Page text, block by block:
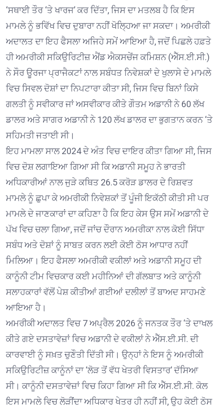
‘ਸਥਾਈ ਤੌਰ ‘ਤੇ ਖਾਰਜ’ ਕਰ ਦਿੱਤਾ, ਜਿਸ ਦਾ ਮਤਲਬ ਹੈ ਕਿ ਇਸ
ਮਾਮਲੇ ਨੂੰ ਭਵਿੱਖ ਵਿਚ ਦੁਬਾਰਾ ਨਹੀਂ ਖੋਲ੍ਹਿਆ ਜਾ ਸਕਦਾ। ਅਮਰੀਕੀ
ਅਦਾਲਤ ਦਾ ਇਹ ਫੈਸਲਾ ਅਜਿਹੇ ਸਮੇਂ ਆਇਆ ਹੈ, ਜਦੋਂ ਪਿਛਲੇ ਹਫ਼ਤੇ
ਹੀ ਅਮਰੀਕੀ ਸਕਿਉਰਿਟੀਜ਼ ਐਂਡ ਐਕਸਚੇਂਜ ਕਮਿਸ਼ਨ (ਐੱਸ.ਈ.ਸੀ.)
ਨੇ ਸੌਰ ਊਰਜਾ ਪ੍ਰਾਜੈਕਟਾਂ ਨਾਲ ਸਬੰਧਤ ਨਿਵੇਸ਼ਕਾਂ ਦੇ ਖੁਲਾਸੇ ਦੇ ਮਾਮਲੇ
ਵਿਚ ਸਿਵਲ ਦੋਸ਼ਾਂ ਦਾ ਨਿਪਟਾਰਾ ਕੀਤਾ ਸੀ, ਜਿਸ ਵਿਚ ਬਿਨਾਂ ਕਿਸੇ
ਗਲਤੀ ਨੂੰ ਸਵੀਕਾਰ ਜਾਂ ਅਸਵੀਕਾਰ ਕੀਤੇ ਗੌਤਮ ਅਡਾਨੀ ਨੇ 60 ਲੱਖ
ਡਾਲਰ ਅਤੇ ਸਾਗਰ ਅਡਾਨੀ ਨੇ 120 ਲੱਖ ਡਾਲਰ ਦਾ ਭੁਗਤਾਨ ਕਰਨ ‘ਤੇ
ਸਹਿਮਤੀ ਜਤਾਈ ਸੀ।
ਇਹ ਮਾਮਲਾ ਸਾਲ 2024 ਦੇ ਅੰਤ ਵਿਚ ਦਾਇਰ ਕੀਤਾ ਗਿਆ ਸੀ, ਜਿਸ
ਵਿਚ ਦੋਸ਼ ਲਗਾਇਆ ਗਿਆ ਸੀ ਕਿ ਅਡਾਨੀ ਸਮੂਹ ਨੇ ਭਾਰਤੀ
ਅਧਿਕਾਰੀਆਂ ਨਾਲ ਜੁੜੇ ਕਥਿਤ 26.5 ਕਰੋੜ ਡਾਲਰ ਦੇ ਰਿਸ਼ਵਤ
ਮਾਮਲੇ ਨੂੰ ਛੁਪਾ ਕੇ ਅਮਰੀਕੀ ਨਿਵੇਸ਼ਕਾਂ ਤੋਂ ਪੂੰਜੀ ਇਕੱਠੀ ਕੀਤੀ ਸੀ ਪਰ
ਮਾਮਲੇ ਦੇ ਜਾਣਕਾਰਾਂ ਦਾ ਕਹਿਣਾ ਹੈ ਕਿ ਇਹ ਕੇਸ ਉਸ ਸਮੇਂ ਅਡਾਨੀ ਦੇ
ਪੱਖ ਵਿਚ ਚਲਾ ਗਿਆ, ਜਦੋਂ ਜਾਂਚ ਦੌਰਾਨ ਅਮਰੀਕਾ ਨਾਲ ਕੋਈ ਸਿੱਧਾ
ਸਬੰਧ ਅਤੇ ਦੋਸ਼ਾਂ ਨੂੰ ਸਾਬਤ ਕਰਨ ਲਈ ਕੋਈ ਠੋਸ ਆਧਾਰ ਨਹੀਂ
ਮਿਲਿਆ। ਇਹ ਫੈਸਲਾ ਅਮਰੀਕੀ ਵਕੀਲਾਂ ਅਤੇ ਅਡਾਨੀ ਸਮੂਹ ਦੀ
ਕਾਨੂੰਨੀ ਟੀਮ ਵਿਚਕਾਰ ਕਈ ਮਹੀਨਿਆਂ ਦੀ ਗੱਲਬਾਤ ਅਤੇ ਕਾਨੂੰਨੀ
ਸਲਾਹਕਾਰਾਂ ਵੱਲੋਂ ਪੇਸ਼ ਕੀਤੀਆਂ ਗਈਆਂ ਦਲੀਲਾਂ ਤੋਂ ਬਾਅਦ ਸਾਹਮਣੇ
ਆਇਆ ਹੈ।
ਅਮਰੀਕੀ ਅਦਾਲਤ ਵਿਚ 7 ਅਪ੍ਰੈਲ 2026 ਨੂੰ ਜਨਤਕ ਤੌਰ ‘ਤੇ ਦਾਖਲ
ਕੀਤੇ ਗਏ ਦਸਤਾਵੇਜ਼ਾਂ ਵਿਚ ਅਡਾਨੀ ਦੇ ਵਕੀਲਾਂ ਨੇ ਐੱਸ.ਈ.ਸੀ. ਦੀ
ਕਾਰਵਾਈ ਨੂੰ ਸਖ਼ਤ ਚੁਣੌਤੀ ਦਿੱਤੀ ਸੀ। ਉਨ੍ਹਾਂ ਨੇ ਇਸ ਨੂੰ ਅਮਰੀਕੀ
ਸਕਿਉਰਿਟੀਜ਼ ਕਾਨੂੰਨਾਂ ਦਾ ‘ਲੋੜ ਤੋਂ ਵੱਧ ਖੇਤਰੀ ਵਿਸਤਾਰ’ ਦੱਸਿਆ
ਸੀ। ਕਾਨੂੰਨੀ ਦਸਤਾਵੇਜ਼ਾਂ ਵਿਚ ਕਿਹਾ ਗਿਆ ਸੀ ਕਿ ਐੱਸ.ਈ.ਸੀ. ਕੋਲ
ਇਸ ਮਾਮਲੇ ਵਿਚ ਲੋੜੀਂਦਾ ਅਧਿਕਾਰ ਖੇਤਰ ਹੀ ਨਹੀਂ ਸੀ, ਉਹ ਕੋਈ ਠੋਸ